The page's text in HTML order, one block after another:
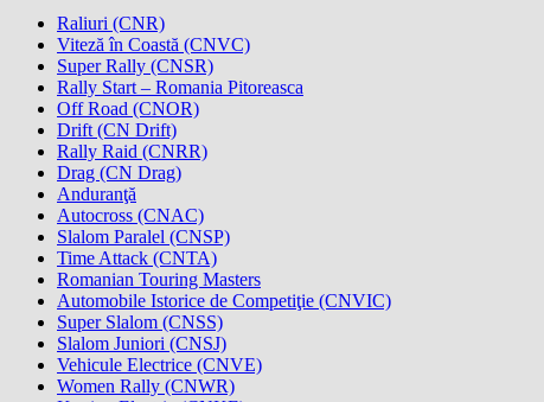
Raliuri (CNR)
Viteză în Coastă (CNVC)
Super Rally (CNSR)
Rally Start – Romania Pitoreasca
Off Road (CNOR)
Drift (CN Drift)
Rally Raid (CNRR)
Drag (CN Drag)
Anduranţă
Autocross (CNAC)
Slalom Paralel (CNSP)
Time Attack (CNTA)
Romanian Touring Masters
Automobile Istorice de Competiţie (CNVIC)
Super Slalom (CNSS)
Slalom Juniori (CNSJ)
Vehicule Electrice (CNVE)
Women Rally (CNWR)